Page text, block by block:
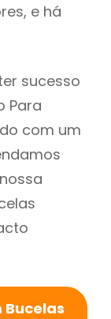
e há
sucesso
Para
com um
Bucelas